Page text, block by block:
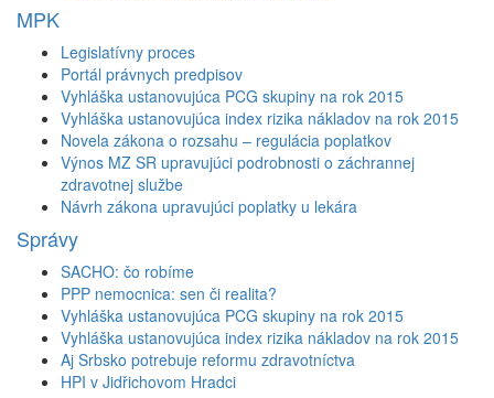
MPK
Legislatívny proces
Portál právnych predpisov
Vyhláška ustanovujúca PCG skupiny na rok 2015
Vyhláška ustanovujúca index rizika nákladov na rok 2015
Novela zákona o rozsahu – regulácia poplatkov
Výnos MZ SR upravujúci podrobnosti o záchrannej
zdravotnej službe
Návrh zákona upravujúci poplatky u lekára
Správy
SACHO: čo robíme
PPP nemocnica: sen či realita?
Vyhláška ustanovujúca PCG skupiny na rok 2015
Vyhláška ustanovujúca index rizika nákladov na rok 2015
Aj Srbsko potrebuje reformu zdravotníctva
HPI v Jidřichovom Hradci